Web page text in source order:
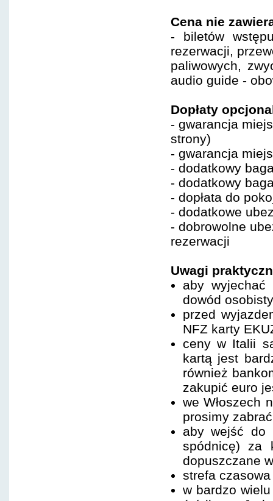
Cena nie
- biletów
rezerwacji,
paliwowych,
audio guide -
Dopłaty
- gwarancja
strony)
- gwarancja
- dodatkowy
- dodatkowy
- dopłata do
- dodatkowe
- dobrowolne
rezerwacji
Uwagi
aby wyjechać
dowód osobisty
przed
NFZ karty
ceny w Italii
kartą jest
również
zakupić euro
we Włoszech
prosimy
aby wejść do
spódnicę) za
dopuszczane
strefa
w bardzo